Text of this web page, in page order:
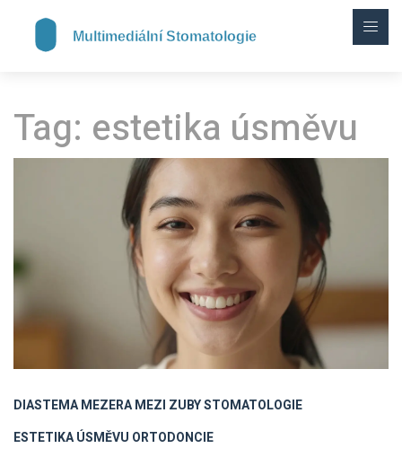
Tag: estetika úsměvu
DIASTEMAMEZERA MEZI ZUBYSTOMATOLOGIE
ESTETIKA ÚSMĚVU ORTODONCIE